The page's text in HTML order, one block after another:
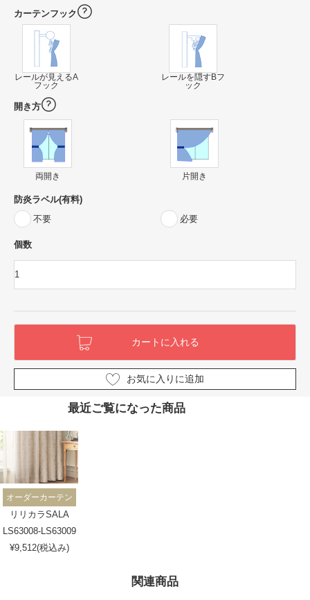
カーテンフック
レールが見えるA
フック
レールを隠すBフ
ック
開き方
両開き 片開き
防炎ラベル(有料)
不要
必要
個数
お気に入りに追加
関連商品
最近ご覧になった商品
オーダーカーテン
リリカラSALA
LS63008-LS63009
¥9,512(税込み)